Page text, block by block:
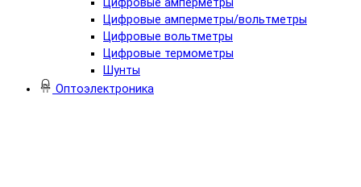
Цифровые амперметры
Цифровые амперметры/вольтметры
Цифровые вольтметры
Цифровые термометры
Шунты
Оптоэлектроника